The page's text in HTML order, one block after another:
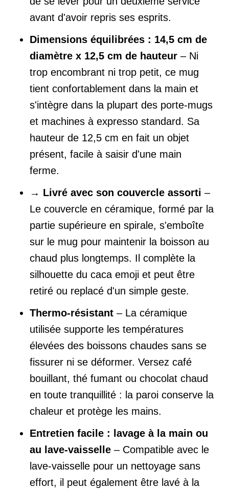
avant d'avoir repris ses esprits.
Dimensions équilibrées : 14,5 cm de
diamètre x 12,5 cm de hauteur – Ni
trop encombrant ni trop petit, ce mug
tient confortablement dans la main et
s'intègre dans la plupart des porte-mugs
et machines à expresso standard. Sa
hauteur de 12,5 cm en fait un objet
présent, facile à saisir d'une main
ferme.
→ Livré avec son couvercle assorti –
Le couvercle en céramique, formé par la
partie supérieure en spirale, s'emboîte
sur le mug pour maintenir la boisson au
chaud plus longtemps. Il complète la
silhouette du caca emoji et peut être
retiré ou replacé d'un simple geste.
Thermo-résistant – La céramique
utilisée supporte les températures
élevées des boissons chaudes sans se
fissurer ni se déformer. Versez café
bouillant, thé fumant ou chocolat chaud
en toute tranquillité : la paroi conserve la
chaleur et protège les mains.
Entretien facile : lavage à la main ou
au lave-vaisselle – Compatible avec le
lave-vaisselle pour un nettoyage sans
effort, il peut également être lavé à la